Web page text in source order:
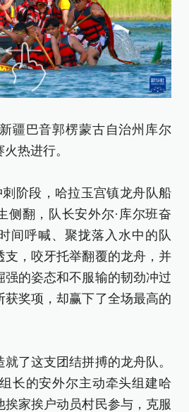
疆巴音郭楞蒙古自治州库尔
热进行。
阶段，哈拉玉宫镇龙舟队船
侧翻，队长安外尔·库尔班奋
间呼喊、聚拢落入水中的队
支，咬牙托举翻覆的龙舟，并
强的姿态和不服输的韧劲冲过
获奖项，却赢下了全场最高的
了这支团结拼搏的龙舟队。
长的安外尔主动牵头组建哈
家挨户动员村民参与，克服